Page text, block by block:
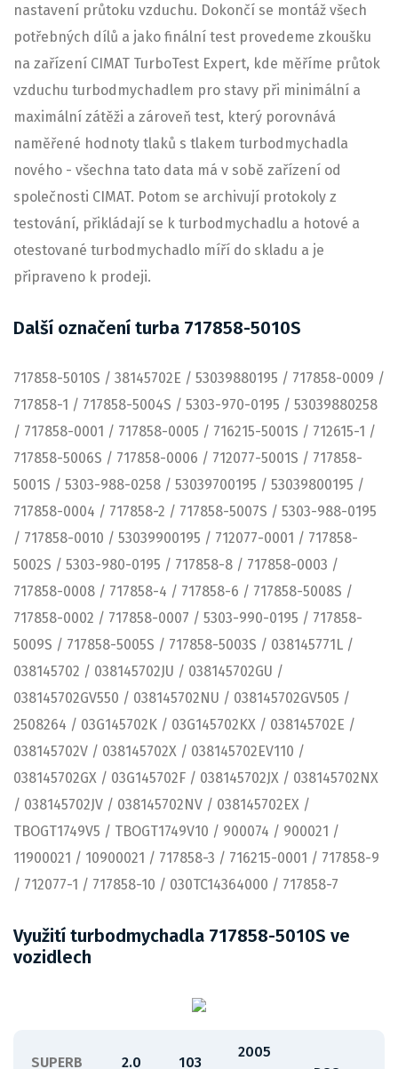
nastavení průtoku vzduchu. Dokončí se montáž všech
potřebných dílů a jako finální test provedeme zkoušku
na zařízení CIMAT TurboTest Expert, kde měříme průtok
vzduchu turbodmychadlem pro stavy při minimální a
maximální zátěži a zároveň test, který porovnává
naměřené hodnoty tlaků s tlakem turbodmychadla
nového - všechna tato data má v sobě zařízení od
společnosti CIMAT. Potom se archivují protokoly z
testování, přikládají se k turbodmychadlu a hotové a
otestované turbodmychadlo míří do skladu a je
připraveno k prodeji.
Další označení turba 717858-5010S
717858-5010S / 38145702E / 53039880195 / 717858-0009 /
717858-1 / 717858-5004S / 5303-970-0195 / 53039880258
/ 717858-0001 / 717858-0005 / 716215-5001S / 712615-1 /
717858-5006S / 717858-0006 / 712077-5001S / 717858-
5001S / 5303-988-0258 / 53039700195 / 53039800195 /
717858-0004 / 717858-2 / 717858-5007S / 5303-988-0195
/ 717858-0010 / 53039900195 / 712077-0001 / 717858-
5002S / 5303-980-0195 / 717858-8 / 717858-0003 /
717858-0008 / 717858-4 / 717858-6 / 717858-5008S /
717858-0002 / 717858-0007 / 5303-990-0195 / 717858-
5009S / 717858-5005S / 717858-5003S / 038145771L /
038145702 / 038145702JU / 038145702GU /
038145702GV550 / 038145702NU / 038145702GV505 /
2508264 / 03G145702K / 03G145702KX / 038145702E /
038145702V / 038145702X / 038145702EV110 /
038145702GX / 03G145702F / 038145702JX / 038145702NX
/ 038145702JV / 038145702NV / 038145702EX /
TBOGT1749V5 / TBOGT1749V10 / 900074 / 900021 /
11900021 / 10900021 / 717858-3 / 716215-0001 / 717858-9
/ 712077-1 / 717858-10 / 030TC14364000 / 717858-7
Využití turbodmychadla 717858-5010S ve
vozidlech
SUPERB 2.0 103
2005